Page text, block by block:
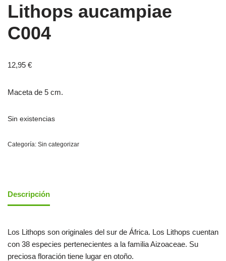
Lithops aucampiae
C004
12,95 €
Maceta de 5 cm.
Sin existencias
Categoría: Sin categorizar
Descripción
Los Lithops son originales del sur de África. Los Lithops cuentan
con 38 especies pertenecientes a la familia Aizoaceae. Su
preciosa floración tiene lugar en otoño.